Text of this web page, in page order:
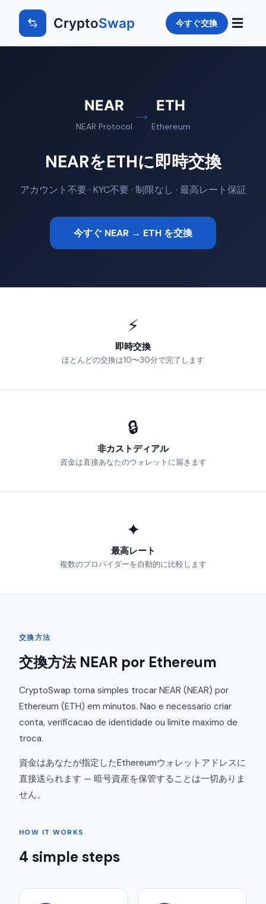
CryptoSwap 今すぐ交換 ☰
NEAR
NEAR Protocol
→ ETH
Ethereum
NEARをETHに即時交換
アカウント不要 · KYC不要 · 制限なし · 最高レート保証
今すぐ NEAR → ETH を交換
⚡
即時交換
ほとんどの交換は10〜30分で完了します
🔒
非カストディアル
資金は直接あなたのウォレットに届きます
✦
最高レート
複数のプロバイダーを自動的に比較します
交換方法
交換方法 NEAR por Ethereum
CryptoSwap torna simples trocar NEAR (NEAR) por
Ethereum (ETH) em minutos. Nao e necessario criar
conta, verificacao de identidade ou limite maximo de
troca.
資金はあなたが指定したEthereumウォレットアドレスに
直接送られます — 暗号資産を保管することは一切ありま
せん。
HOW IT WORKS
4 simple steps